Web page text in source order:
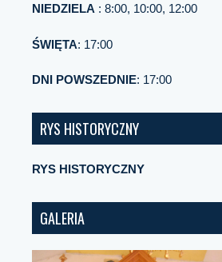
NIEDZIELA : 8:00, 10:00, 12:00
ŚWIĘTA: 17:00
DNI POWSZEDNIE: 17:00
RYS HISTORYCZNY
RYS HISTORYCZNY
GALERIA